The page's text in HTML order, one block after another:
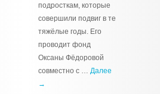
подросткам, которые
совершили подвиг в те
тяжёлые годы. Его
проводит фонд
Оксаны Фёдоровой
совместно с … Далее
→